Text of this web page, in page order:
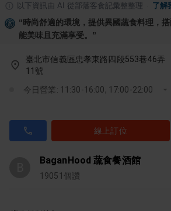
以下資訊由 AI 從部落客食記彙整整理 了解
“ 時尚舒適的環境，提供異國蔬食料理，
能美味且充滿享受。 ”
臺北市信義區忠孝東路四段553巷46弄
11號
今日營業: 11:30-16:00, 17:00-22:00
線上訂位
BaganHood 蔬食餐酒館
19051 個讚